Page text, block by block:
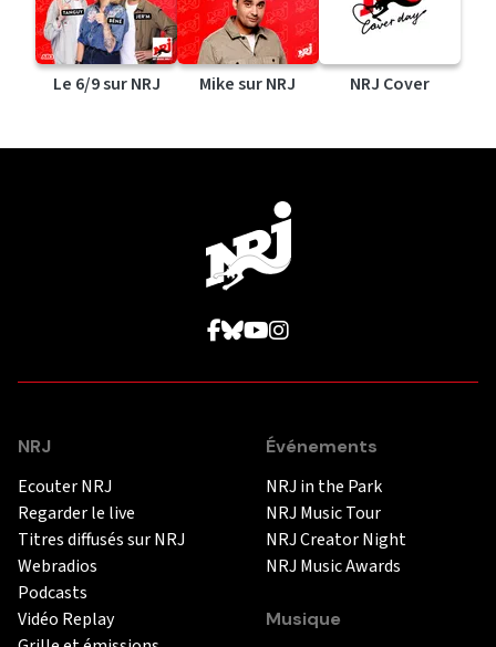
Le 6/9 sur NRJ Mike sur NRJ NRJ Cover
NRJ
Ecouter NRJ
Regarder le live
Titres diffusés sur NRJ
Webradios
Podcasts
Vidéo Replay
Événements
NRJ in the Park
NRJ Music Tour
NRJ Creator Night
NRJ Music Awards
Musique